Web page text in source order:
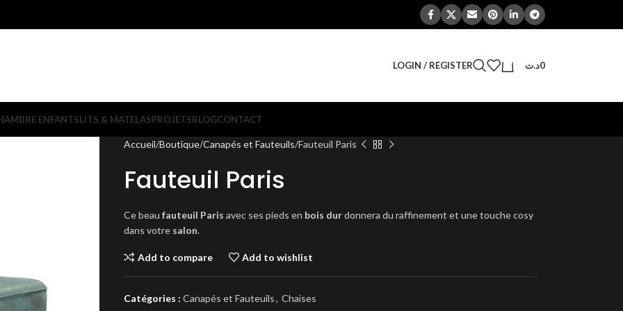
LOGIN / REGISTER 0د.ت
ENFANTSLITS & MATELASPROJETSBLOGCONTACT
Accueil Boutique Canapés et Fauteuils Fauteuil Paris
Fauteuil Paris
Ce beau fauteuil Paris avec ses pieds en bois durdonnera du raffinement et une touche cosy
dans votre salon.
Add to compare Add to wishlist
Catégories : Canapés et Fauteuils, Chaises